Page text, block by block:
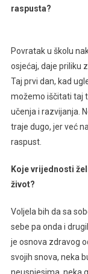
raspusta?
Povratak u školu
osjećaj, daje priliku
Taj prvi dan, kad
možemo iščitati taj
učenja i razvijanja.
traje dugo, jer već
raspust.
Koje vrijednosti
život?
Voljela bih da sa
sebe pa onda i
je osnova zdravog
svojih snova, neka